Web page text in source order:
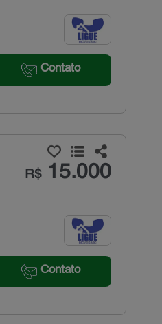
Contato
R$15.000
Contato